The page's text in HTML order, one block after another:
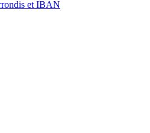
et IBAN